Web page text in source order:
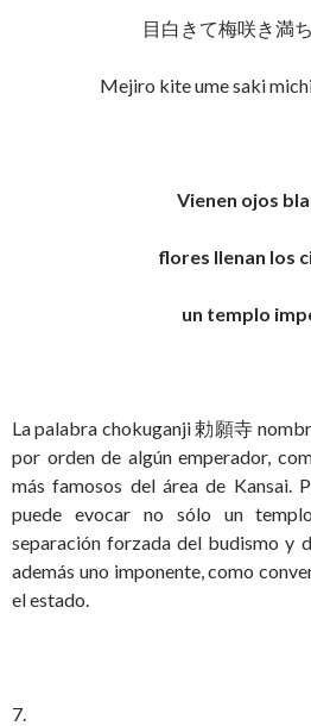
目白きて梅咲き満
Mejiro kite ume saki
Vienen ojos
flores llenan los
un templo
La palabra chokuganji 勅願寺
por orden de algún emperador,
más famosos del área de Kansai.
puede evocar no sólo un
separación forzada del budismo y
además uno imponente, como
el estado.
7.